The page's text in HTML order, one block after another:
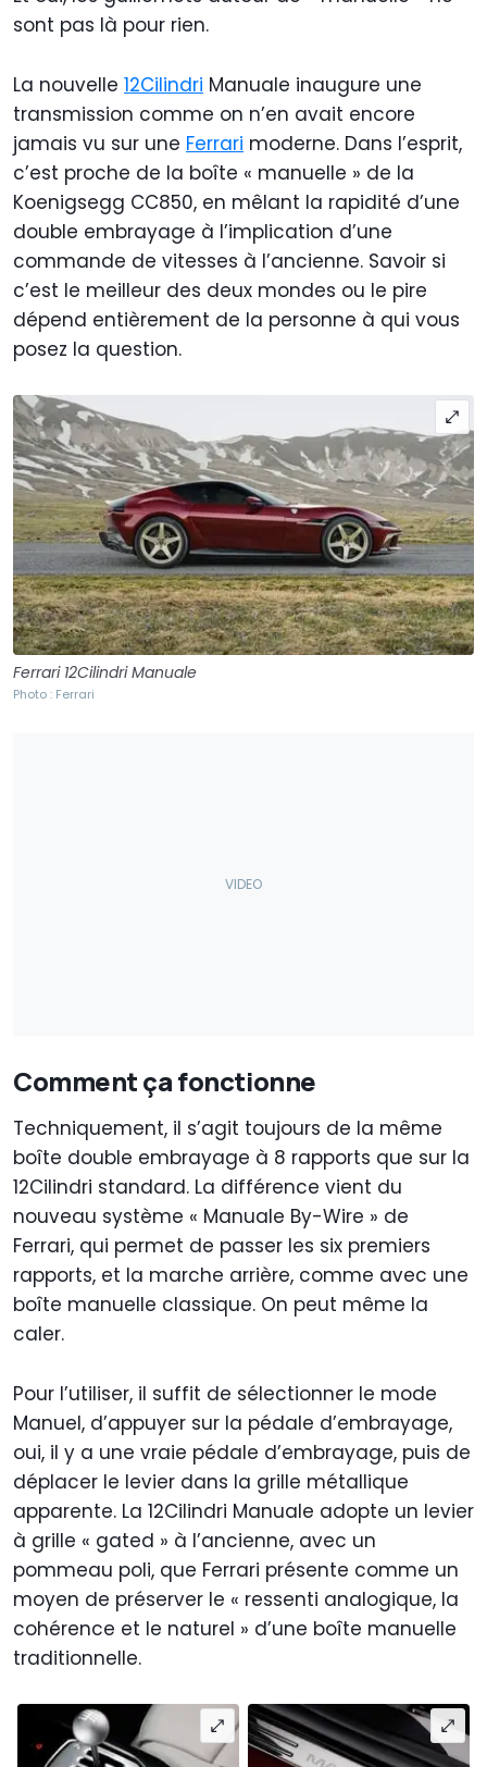
sont pas là pour rien.
La nouvelle 12Cilindri Manuale inaugure une
transmission comme on n’en avait encore
jamais vu sur une Ferrari moderne. Dans l’esprit,
c’est proche de la boîte « manuelle » de la
Koenigsegg CC850, en mêlant la rapidité d’une
double embrayage à l’implication d’une
commande de vitesses à l’ancienne. Savoir si
c’est le meilleur des deux mondes ou le pire
dépend entièrement de la personne à qui vous
posez la question.
Ferrari 12Cilindri Manuale
Photo : Ferrari
Comment ça fonctionne
Techniquement, il s’agit toujours de la même
boîte double embrayage à 8 rapports que sur la
12Cilindri standard. La différence vient du
nouveau système « Manuale By-Wire » de
Ferrari, qui permet de passer les six premiers
rapports, et la marche arrière, comme avec une
boîte manuelle classique. On peut même la
caler.
Pour l’utiliser, il suffit de sélectionner le mode
Manuel, d’appuyer sur la pédale d’embrayage,
oui, il y a une vraie pédale d’embrayage, puis de
déplacer le levier dans la grille métallique
apparente. La 12Cilindri Manuale adopte un levier
à grille « gated » à l’ancienne, avec un
pommeau poli, que Ferrari présente comme un
moyen de préserver le « ressenti analogique, la
cohérence et le naturel » d’une boîte manuelle
traditionnelle.